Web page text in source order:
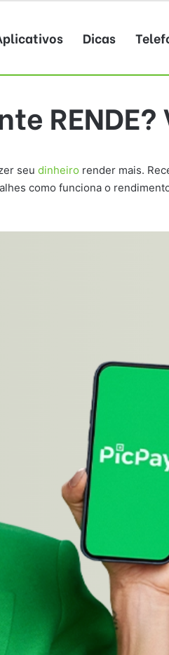
Dicas
RENDE?
seu dinheiro render mais.
como funciona o